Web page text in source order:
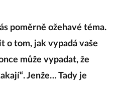
poměrně ožehavé téma.
o tom, jak vypadá vaše
může vypadat, že
Jenže… Tady je